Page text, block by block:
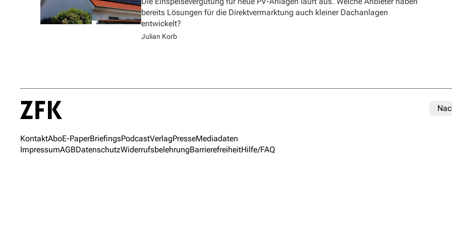
bereits Lösungen für die Direktvermarktung auch kleiner Dachanlagen
entwickelt?
Julian Korb
KontaktAboE-PaperBriefingsPodcastVerlagPresseMediadaten
ImpressumAGBDatenschutzWiderrufsbelehrungBarrierefreiheitHilfe/FAQ